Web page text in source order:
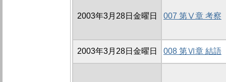
2003年3月28日金曜日 007 第Ⅴ章 考察
2003年3月28日金曜日 008 第Ⅵ章 結語